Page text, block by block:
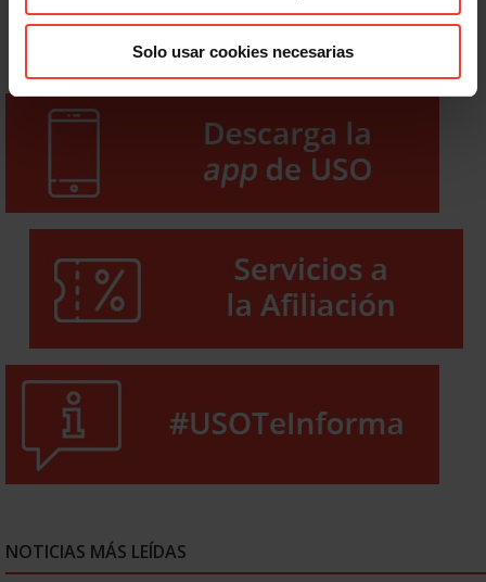
Solo usar cookies necesarias
NOTICIAS MÁS LEÍDAS